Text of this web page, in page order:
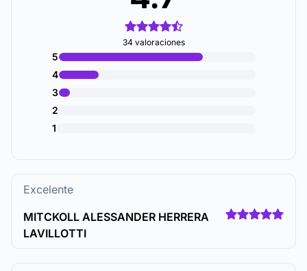
34 valoraciones
5
4
3
2
1
Excelente
MITCKOLL ALESSANDER HERRERA
LAVILLOTTI